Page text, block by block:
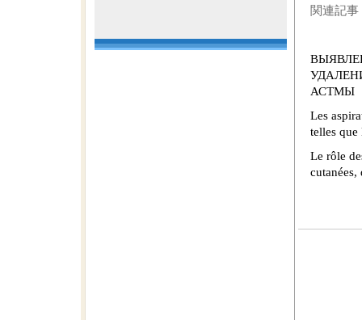
関連記事
АСТМЫ
Les
telles que
Le rôle
cutanées,